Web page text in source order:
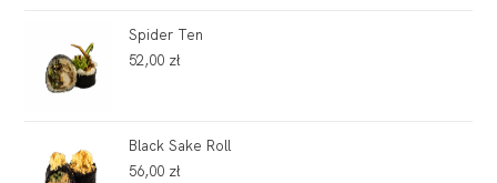
Spider Ten
52,00 zł
Black Sake Roll
56,00 zł